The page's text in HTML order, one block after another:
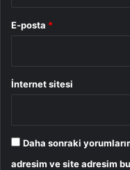
E-posta *
İnternet sitesi
Daha sonraki
adresim ve site adresim